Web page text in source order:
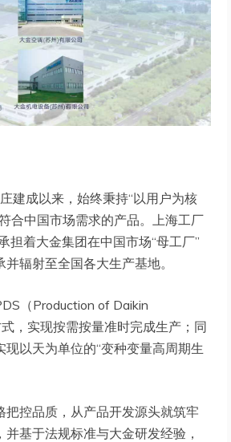
建成以来，始终秉持“以用户为核
合中国市场需求的产品。上海工厂
着大金集团在中国市场“母工厂”
辐射至全国各大生产基地。
（Production of Daikin
，实现按需按量准时完成生产；同
以天为单位的“变种变量高周期生
控品质，从产品开发源头就筑牢
基于法规标准与大金研发经验，